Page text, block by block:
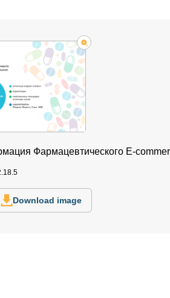
Фармацевтического E-
Download image